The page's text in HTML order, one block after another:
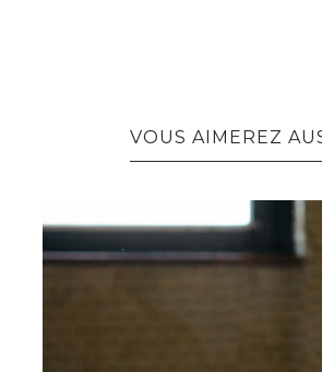
VOUS AIMEREZ